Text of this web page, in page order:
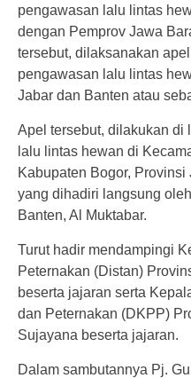
pengawasan lalu lintas
dengan Pemprov Jawa
tersebut, dilaksanakan
pengawasan lalu lintas
Jabar dan Banten atau
Apel tersebut, dilakukan di
lalu lintas hewan di
Kabupaten Bogor,
yang dihadiri langsung
Banten, Al Muktabar.
Turut hadir mendampingi
Peternakan (Distan)
beserta jajaran serta
dan Peternakan (DKPP)
Sujayana beserta jajaran.
Dalam sambutannya Pj.